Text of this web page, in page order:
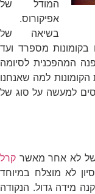
המודל של
אפיקורוס.
בשיאה של
400,000 איש שחיו בקומונות מספרד ועד
המהפכנית לסיומה
למה שאנחנו
למעשה על סוג של
של לא אחר מאשר קרל
לא מוצלח במיוחד
מידה גדול. הנקודה